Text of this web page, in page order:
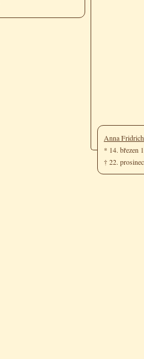
Anna
* 14. březen
† 22.